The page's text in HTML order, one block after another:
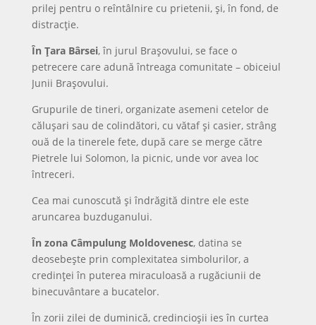
prilej pentru o reîntâlnire cu prietenii, şi, în fond, de
distracţie.
În Ţara Bârsei, în jurul Brașovului, se face o
petrecere care adună întreaga comunitate – obiceiul
Junii Brașovului.
Grupurile de tineri, organizate asemeni cetelor de
călușari sau de colindători, cu vătaf şi casier, strâng
ouă de la tinerele fete, după care se merge către
Pietrele lui Solomon, la picnic, unde vor avea loc
întreceri.
Cea mai cunoscută şi îndrăgită dintre ele este
aruncarea buzduganului.
În zona Câmpulung Moldovenesc, datina se
deosebeşte prin complexitatea simbolurilor, a
credinţei în puterea miraculoasă a rugăciunii de
binecuvântare a bucatelor.
În zorii zilei de duminică, credincioşii ies în curtea